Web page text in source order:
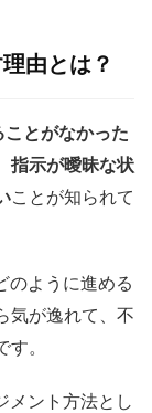
由とは？
ことがなかった
指示が曖昧な状
ことが知られて
のように進める
気が逸れて、不
。
メント方法とし